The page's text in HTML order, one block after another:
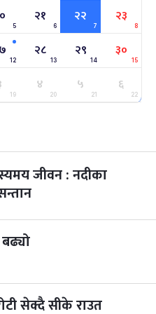
७ महिना बाँकी
७ महिना बाँकी
७ महिना बाँकी
5
२१
6
२२
7
२३
8
12
२८
13
२९
14
३०
15
19
४
20
५
21
६
22
जीवन : नदीका
सेक्दै सीके राउत